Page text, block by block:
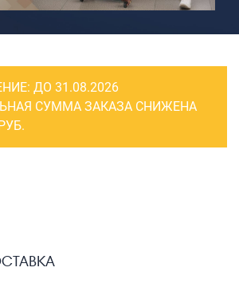
Сумки колесные
Сумки спортивные
Сумки деловые
Сумки поясные
Сумки пляжные
ДО 31.08.2026
СУММА ЗАКАЗА СНИЖЕНА